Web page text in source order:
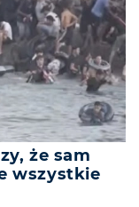
że sam
wszystkie